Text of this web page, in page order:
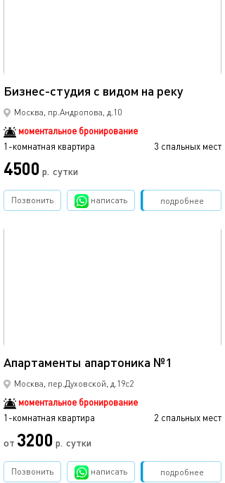
Бизнес-студия с видом на реку
Москва, пр.Андропова, д.10
моментальное бронирование
1-комнатная квартира
3 спальных мест
4500 р. сутки
подробнее
Позвонить написать Забронировать
Апартаменты апартоника №1
Москва, пер.Духовской, д.19с2
моментальное бронирование
1-комнатная квартира
2 спальных мест
от 3200 р. сутки
подробнее
Позвонить написать Забронировать